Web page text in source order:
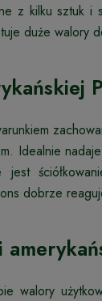
z kilku sztuk
duże walory
Idealnie
jest
dobrze
walory